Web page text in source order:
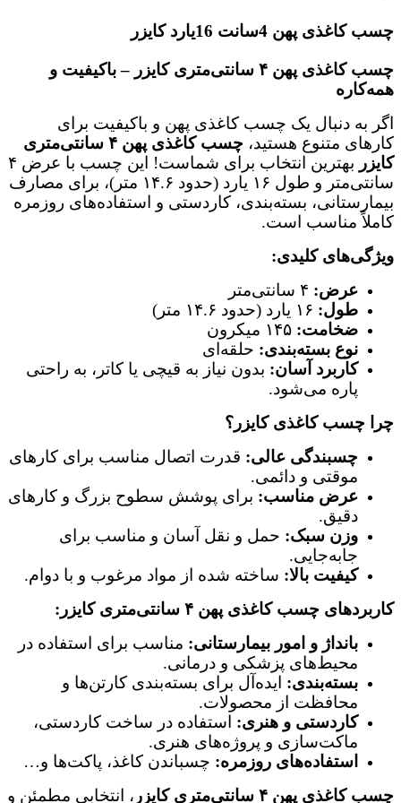
چسب کاغذی پهن 4سانت 16یارد کایزر
چسب کاغذی پهن ۴ سانتی‌متری کایزر – باکیفیت و
همه‌کاره
اگر به دنبال یک چسب کاغذی پهن و باکیفیت برای
کارهای متنوع هستید،
چسب کاغذی پهن ۴ سانتی‌متری
کایزر
بهترین انتخاب برای شماست! این چسب با عرض ۴
سانتی‌متر و طول ۱۶ یارد (حدود ۱۴.۶ متر)، برای مصارف
بیمارستانی، بسته‌بندی، کاردستی و استفاده‌های روزمره
کاملاً مناسب است.
ویژگی‌های کلیدی:
عرض:
طول:
ضخامت:
نوع بسته‌بندی: حلقه‌ای
کاربرد آسان: بدون نیاز به قیچی یا کاتر، به راحتی
پاره می‌شود.
چرا چسب کاغذی کایزر؟
چسبندگی عالی: قدرت اتصال مناسب برای کارهای
موقتی و دائمی.
عرض مناسب: برای پوشش سطوح بزرگ و کارهای
دقیق.
وزن سبک: حمل و نقل آسان و مناسب برای
جابه‌جایی.
کیفیت بالا: ساخته شده از مواد مرغوب و با دوام.
کاربردهای چسب کاغذی پهن ۴ سانتی‌متری کایزر:
بانداژ و امور بیمارستانی: مناسب برای استفاده در
محیط‌های پزشکی و درمانی.
بسته‌بندی: ایده‌آل برای بسته‌بندی کارتن‌ها و
محافظت از محصولات.
کاردستی و هنری: استفاده در ساخت کاردستی،
ماکت‌سازی و پروژه‌های هنری.
استفاده‌های روزمره: چسباندن کاغذ، پاکت‌ها و…
چسب کاغذی پهن ۴ سانتی‌متری کایزر
، انتخابی مطمئن و